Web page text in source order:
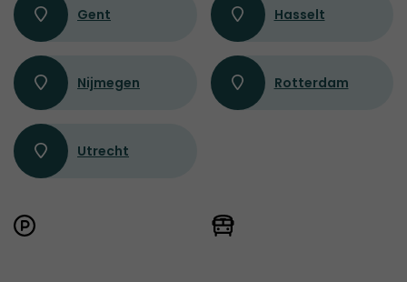
Gent Hasselt
Nijmegen Rotterdam
Utrecht